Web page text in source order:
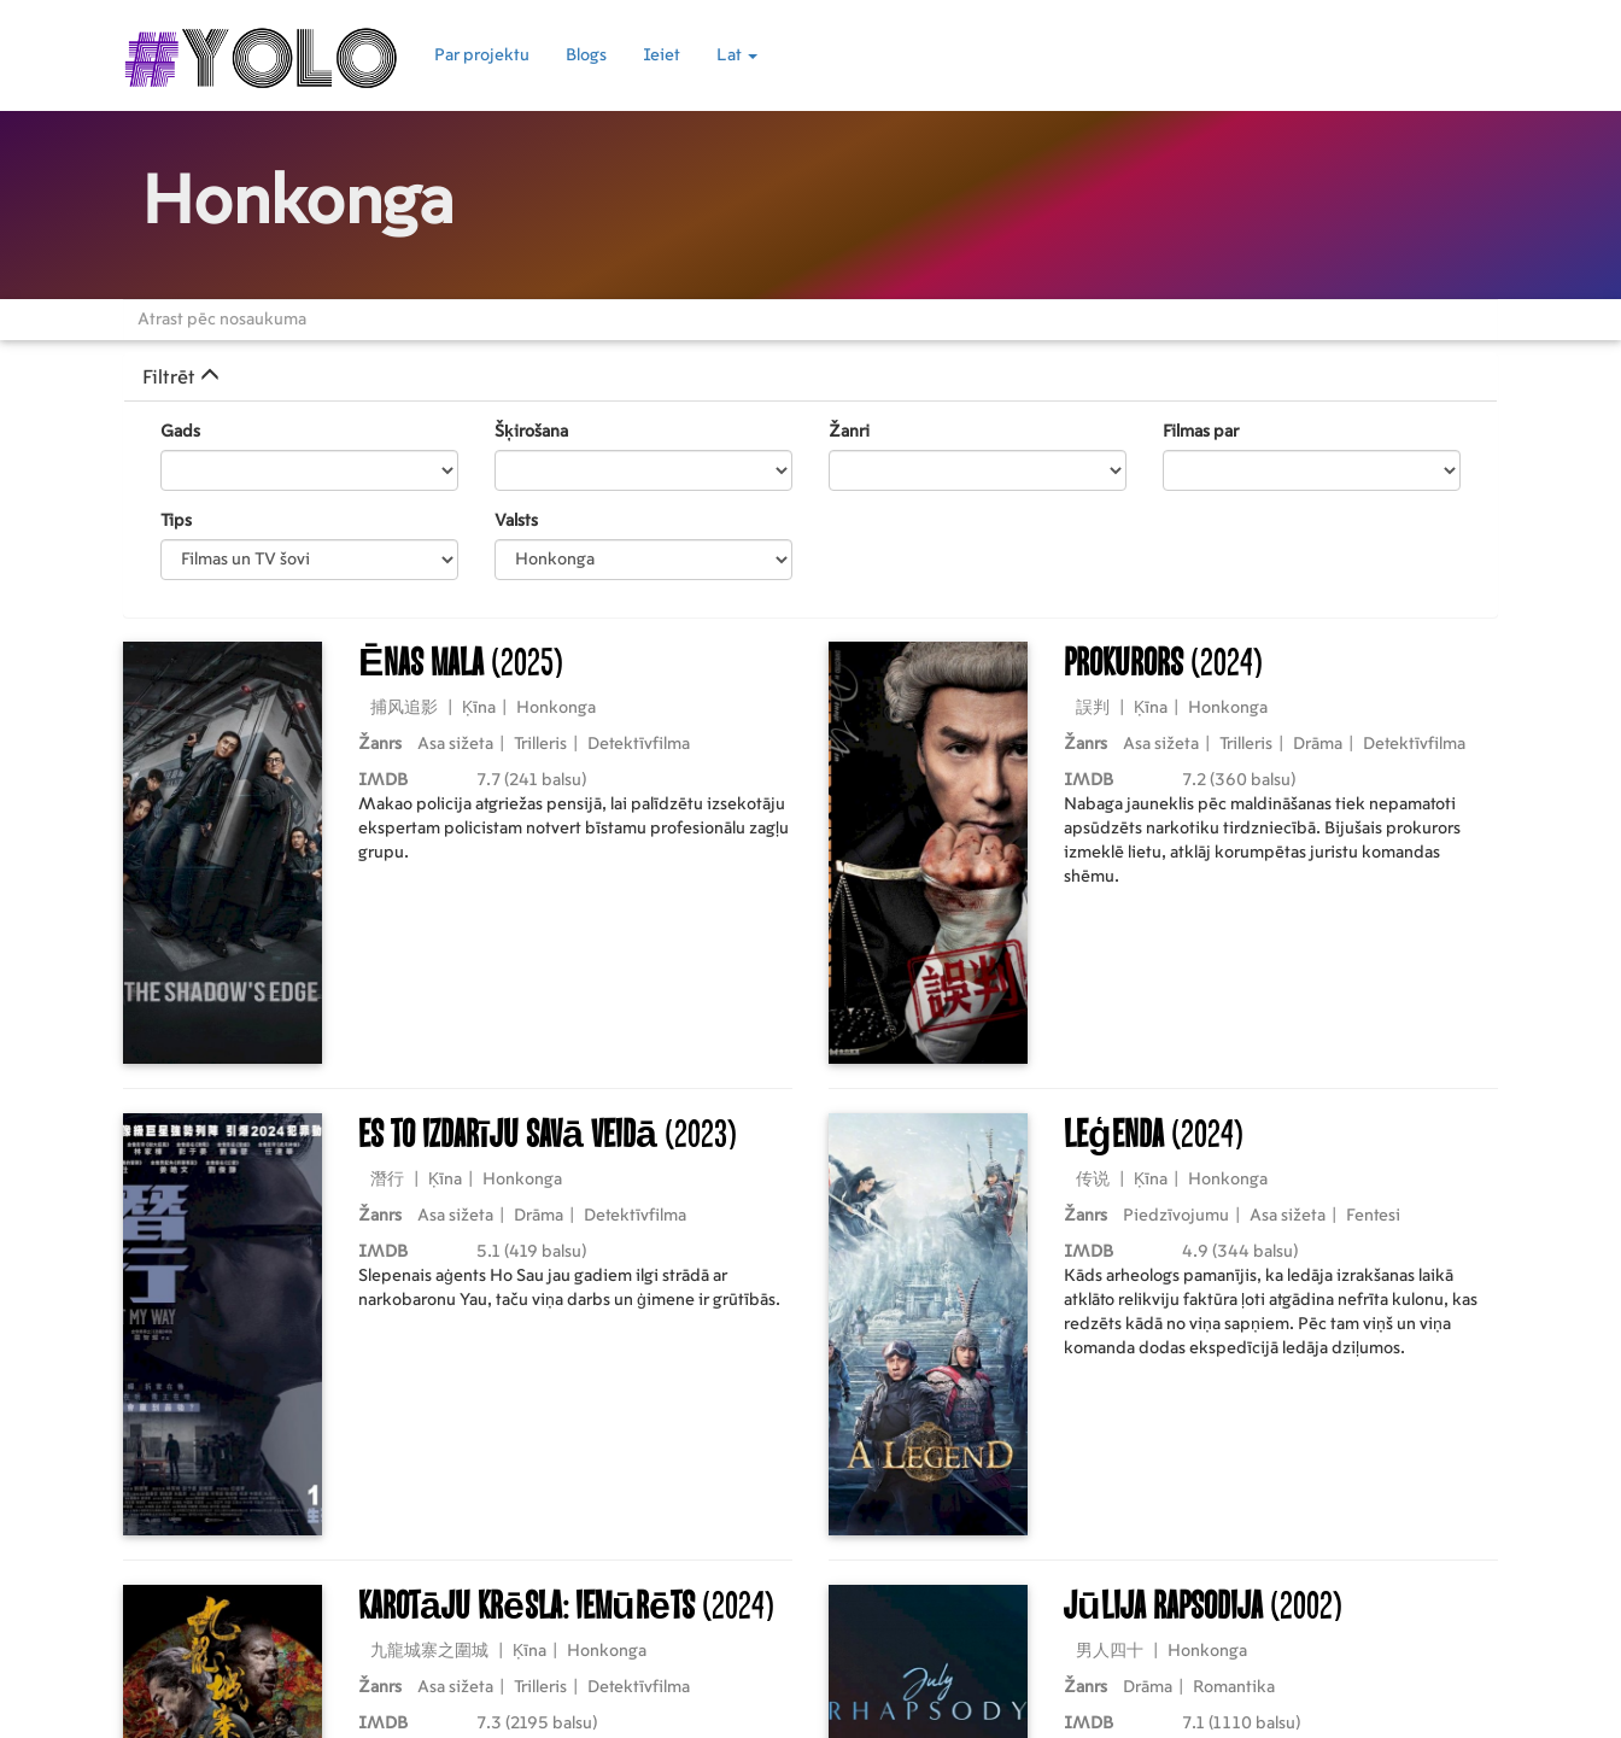
Par projektu Blogs Ieiet Lat
Honkonga
Filtrēt
Gads Šķirošana Žanri Filmas par
Tips Valsts
Ēnas mala(2025)
捕风追影 Ķīna Honkonga
Žanrs Asa sižeta Trilleris Detektīvfilma
IMDB
7.7 (241 balsu)
Makao policija atgriežas pensijā, lai palīdzētu izsekotāju
ekspertam policistam notvert bīstamu profesionālu zagļu
grupu.
Prokurors(2024)
誤判 Ķīna Honkonga
Žanrs Asa sižeta Trilleris Drāma Detektīvfilma
IMDB
7.2 (360 balsu)
Nabaga jauneklis pēc maldināšanas tiek nepamatoti
apsūdzēts narkotiku tirdzniecībā. Bijušais prokurors
izmeklē lietu, atklāj korumpētas juristu komandas
shēmu.
Es to izdarīju savā veidā (2023)
潛行 Ķīna Honkonga
Žanrs Asa sižeta Drāma Detektīvfilma
IMDB
5.1 (419 balsu)
Slepenais aģents Ho Sau jau gadiem ilgi strādā ar
narkobaronu Yau, taču viņa darbs un ģimene ir grūtībās.
Leģenda(2024)
传说 Ķīna Honkonga
Žanrs Piedzīvojumu Asa sižeta Fentesi
IMDB
4.9 (344 balsu)
Kāds arheologs pamanījis, ka ledāja izrakšanas laikā
atklāto relikviju faktūra ļoti atgādina nefrīta kulonu, kas
redzēts kādā no viņa sapņiem. Pēc tam viņš un viņa
komanda dodas ekspedīcijā ledāja dziļumos.
Karotāju krēsla: iemūrēts(2024)
九龍城寨之圍城 Ķīna Honkonga
Žanrs Asa sižeta Trilleris Detektīvfilma
IMDB 7.3 (2195 balsu)
Jūlija rapsodija(2002)
男人四十 Honkonga
Žanrs Drāma Romantika
IMDB
7.1 (1110 balsu)